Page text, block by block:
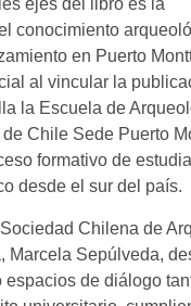
ejes del libro es la
conocimiento
en Puerto
al vincular la
la Escuela de
Chile Sede Puerto
formativo de
desde el sur del país.
Chilena de
Marcela Sepúlveda,
de diálogo